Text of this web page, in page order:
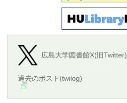
広島大学図書館X(旧Twitter)
過去のポスト(twilog)